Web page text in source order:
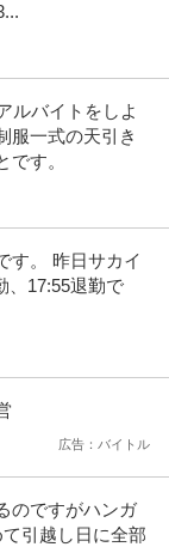
ルバイトをしよ
服一式の天引き
す。
す。 昨日サカイ
、17:55退勤で
広告：バイトル
のですがハンガ
引越し日に全部